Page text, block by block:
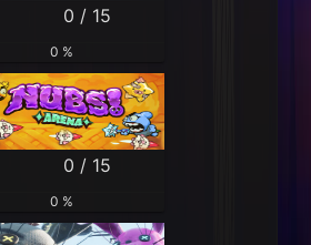
0 / 15
0 %
0 / 15
0 %